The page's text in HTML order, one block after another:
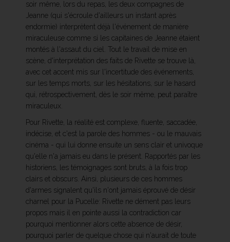
soir même, lors du repas, les deux compagnes de
Jeanne (qui s'écroule d'ailleurs un instant après
endormie) interprètent déjà l'événement de manière
miraculeuse comme si les capitaines de Jeanne étaient
montés à l'assaut du ciel. Tout le travail de mise en
scène, d'interprétation des faits de Rivette se trouve là,
avec cet accent mis sur l'incertitude des événements,
sur les temps morts, sur les hésitations, sur le hasard
qui, rétrospectivement, dès le soir même, peut paraître
miraculeux.
Pour Rivette, la réalité est complexe, fluente, saccadée,
indécise, et c'est la parole des hommes - ou le mauvais
cinéma - qui lui donne ensuite un sens clair et univoque
qu'elle n'a jamais eu dans le présent. Rapportés par les
historiens, les témoignages sont bruts, à la fois trop
clairs et obscurs. Ainsi, plusieurs de ces hommes
d'armes signalent qu'ils n'ont jamais éprouvé de désir
charnel pour la Pucelle: Rivette ne dément pas leurs
propos mais il en pointe aussi la contradiction car
pourquoi mentionner alors cette absence de désir,
pourquoi parler de quelque chose qui n'aurait de toute